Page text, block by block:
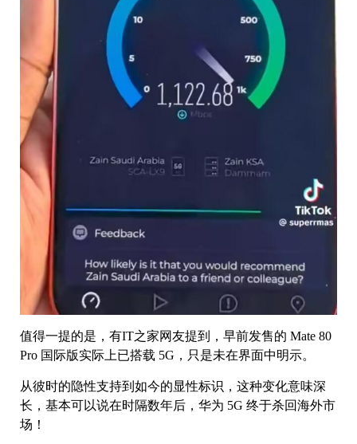
值得一提的是，有IT之家网友提到，早前发售的 Mate 80
Pro 国际版实际上已搭载 5G，只是未在界面中明示。
从彼时的隐性支持到如今的显性标识，这种变化意味深
长，基本可以说在时隔数年后，华为 5G 终于杀回海外市
场！